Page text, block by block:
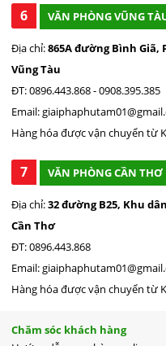
6 VĂN PHÒNG VŨNG
Địa chỉ:865A đường Bình Giã,
Vũng Tàu
ĐT: 0896.443.868 - 0908.395.385
Email:
Hàng hóa được vận chuyển từ
7 VĂN PHÒNG CẦN THƠ
Địa chỉ:32 đường B25, Khu
Cần Thơ
ĐT: 0896.443.868
Email:
Hàng hóa được vận chuyển từ
Chăm sóc khách hàng